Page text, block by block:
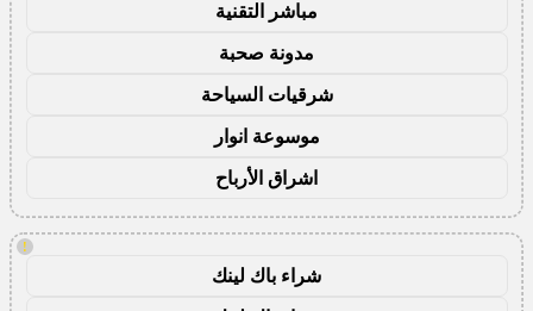
مباشر التقنية
مدونة صحبة
شرقيات السياحة
موسوعة انوار
اشراق الأرباح
!
شراء باك لينك